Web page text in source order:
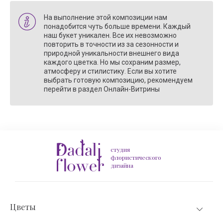
На выполнение этой композиции нам
понадобится чуть больше времени. Каждый
наш букет уникален. Все их невозможно
повторить в точности из за сезонности и
природной уникальности внешнего вида
каждого цветка. Но мы сохраним размер,
атмосферу и стилистику. Если вы хотите
выбрать готовую композицию, рекомендуем
перейти в раздел Онлайн-Витрины
студия
флористического
дизайна
Цветы